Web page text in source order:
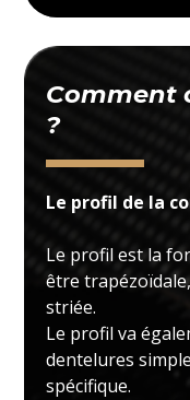
Comment
?
Le profil de la
Le profil est la
être
striée.
Le profil va
dentelures
spécifique.